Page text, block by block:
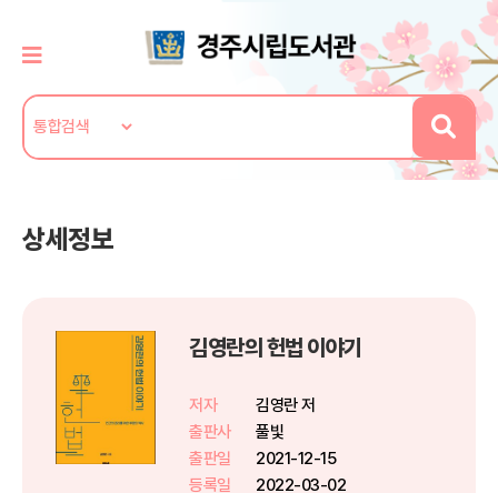
상세정보
김영란의 헌법 이야기
저자
김영란 저
출판사
풀빛
출판일
2021-12-15
등록일
2022-03-02